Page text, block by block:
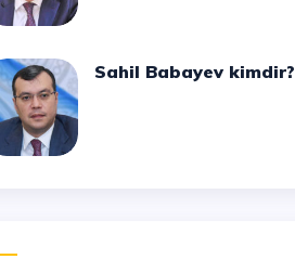
Sahil Babayev kimdir?